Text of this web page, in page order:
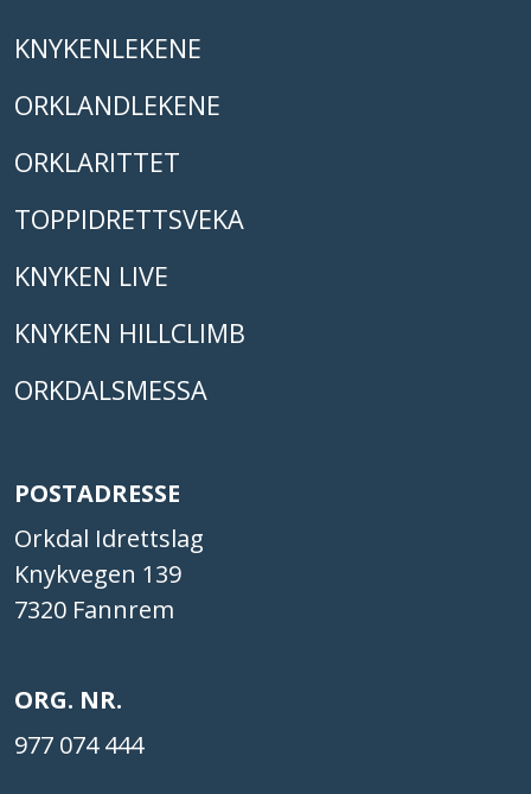
KNYKENLEKENE
ORKLANDLEKENE
ORKLARITTET
TOPPIDRETTSVEKA
KNYKEN LIVE
KNYKEN HILLCLIMB
ORKDALSMESSA
POSTADRESSE
Orkdal Idrettslag
Knykvegen 139
7320 Fannrem
ORG. NR.
977 074 444